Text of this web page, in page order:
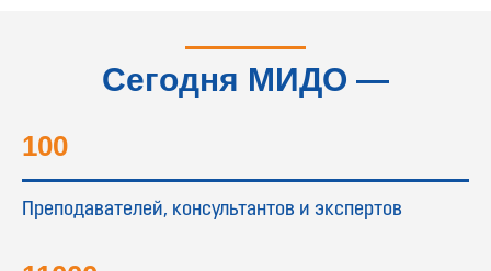
Сегодня МИДО —
100
Преподавателей, консультантов и экспертов